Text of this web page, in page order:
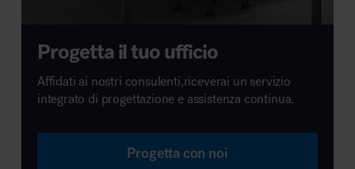
Progetta il tuo ufficio
Affidati ai nostri consulenti,riceverai un servizio
integrato di progettazione e assistenza continua.
Progetta con noi